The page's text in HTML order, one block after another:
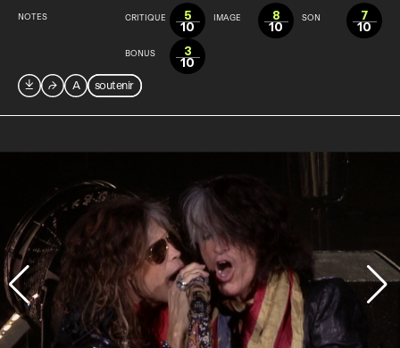
NOTES CRITIQUE 5
10
IMAGE 8
10
SON 7
10
BONUS 3
10

⮫ A soutenir